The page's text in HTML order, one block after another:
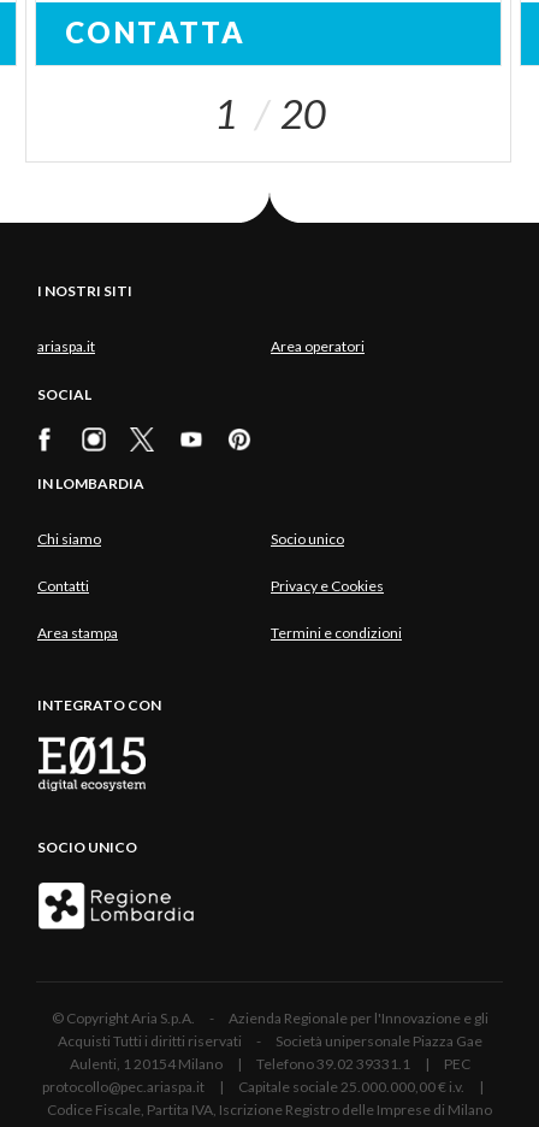
CONTATTA
1 20
I NOSTRI SITI
ariaspa.it Area operatori
SOCIAL
IN LOMBARDIA
Chi siamo Socio unico
Contatti Privacy e Cookies
Area stampa Termini e condizioni
INTEGRATO CON
SOCIO UNICO
© Copyright Aria S.p.A. - Azienda Regionale per l'Innovazione e gli
Acquisti Tutti i diritti riservati - Società unipersonale Piazza Gae
Aulenti, 1 20154 Milano | Telefono 39.02 39331.1 | PEC
protocollo@pec.ariaspa.it | Capitale sociale 25.000.000,00 € i.v. |
Codice Fiscale, Partita IVA, Iscrizione Registro delle Imprese di Milano